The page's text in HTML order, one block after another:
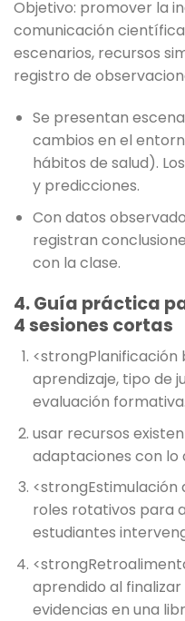
Objetivo: promover la
comunicación
escenarios, recursos
registro de
Se presentan
cambios en el
hábitos de salud).
y predicciones.
Con datos
registran
con la clase.
4. Guía práctica
4 sesiones cortas
<strongPlanificación
aprendizaje, tipo de
evaluación formativa.
usar recursos
adaptaciones con lo
roles rotativos para
estudiantes
aprendido al
evidencias en una